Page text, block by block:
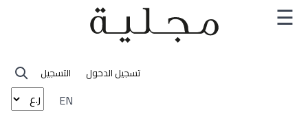
☰
تسجيل الدخول التسجيل
EN
×